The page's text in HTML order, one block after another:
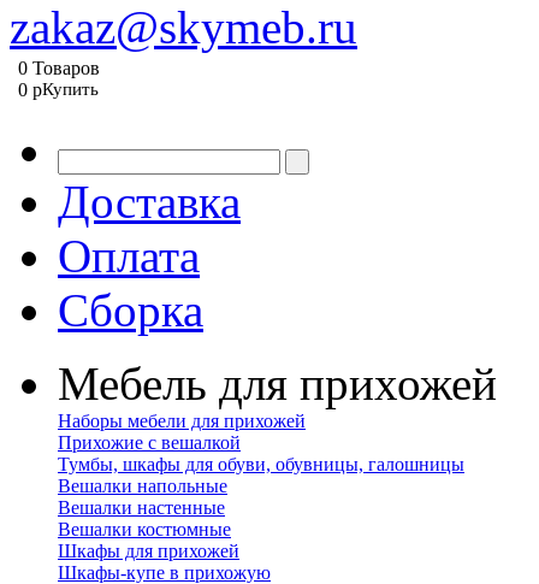
zakaz@skymeb.ru
0 Товаров
0 pКупить
Доставка
Оплата
Сборка
Мебель для прихожей
Наборы мебели для прихожей
Прихожие с вешалкой
Тумбы, шкафы для обуви, обувницы, галошницы
Вешалки напольные
Вешалки настенные
Вешалки костюмные
Шкафы для прихожей
Шкафы-купе в прихожую